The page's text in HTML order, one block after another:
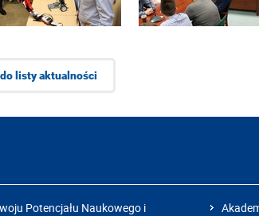
listy aktualności
Potencjału Naukowego i